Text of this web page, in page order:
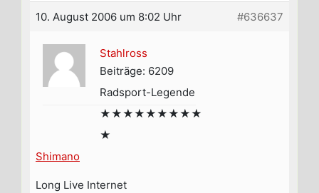
10. August 2006 um 8:02 Uhr #636637
Stahlross
Beiträge: 6209
Radsport-Legende
★★★★★★★★★
★
Shimano
Long Live Internet